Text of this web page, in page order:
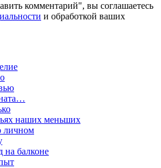
комментарий", вы соглашаетесь
и обработкой ваших
наших меньших
личном
на балконе